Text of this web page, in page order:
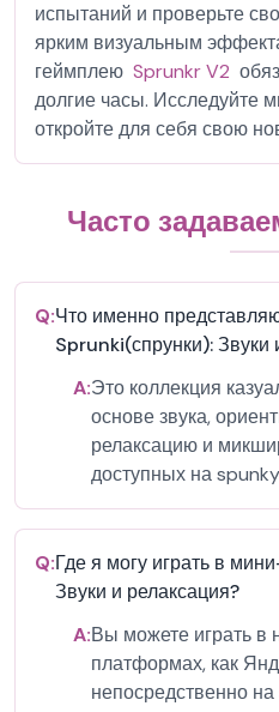
испытаний и проверьте
ярким визуальным
геймплею Sprunkr V2
долгие часы. Исследуйте
откройте для себя свою
Часто
Q:Что именно
Sprunki(спрунки): Звуки
A:Это коллекция
основе звука,
релаксацию и
доступных на
Q:Где я могу играть в
Звуки и релаксация?
A:Вы можете играть в
платформах, как
непосредственно